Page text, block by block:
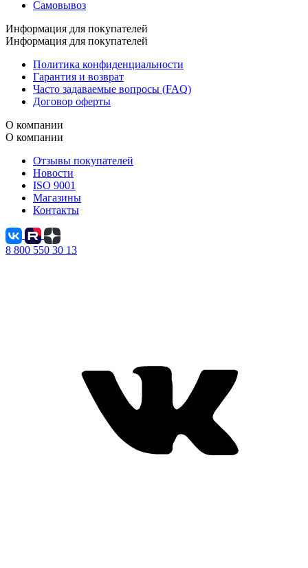
Самовывоз
Информация для покупателей
Информация для покупателей
Политика конфиденциальности
Гарантия и возврат
Часто задаваемые вопросы (FAQ)
Договор оферты
О компании
О компании
Отзывы покупателей
Новости
ISO 9001
Магазины
Контакты
8 800 550 30 13